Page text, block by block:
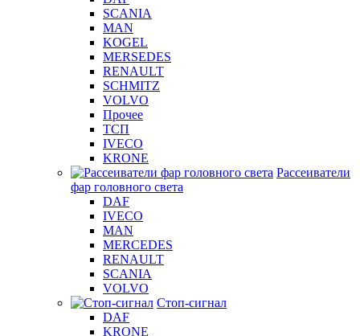
SCANIA
MAN
KOGEL
MERSEDES
RENAULT
SCHMITZ
VOLVO
Прочее
ТСП
IVECO
KRONE
Рассеиватели
фар головного света
DAF
IVECO
MAN
MERCEDES
RENAULT
SCANIA
VOLVO
Стоп-сигнал
DAF
KRONE